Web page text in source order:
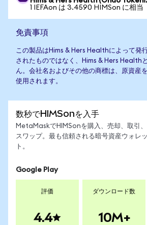
1 IEFAon は 3.4590 HIMSon に相当
免責事項
この製品はHims & Hers Healthによって発
されたものではなく、Hims & Hers Health
ん。会社名およびその他の商標は、原資産
使用されます。
数秒でHIMSonを入手
MetaMaskでHIMSonを購入、売却、取引、
スワップ。最も信頼される暗号資産ウォレッ
ト。
Google Play
評価
4.4
ダウンロード数
10M+